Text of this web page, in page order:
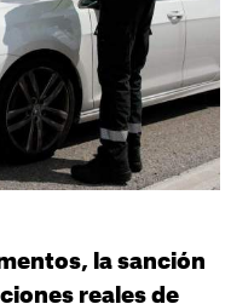
la sanción
reales de